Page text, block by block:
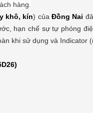
hàng.
khô, kín) củaĐồng Nai
hạn chế sự tự phóng
khi sử dụng và Indicator
)